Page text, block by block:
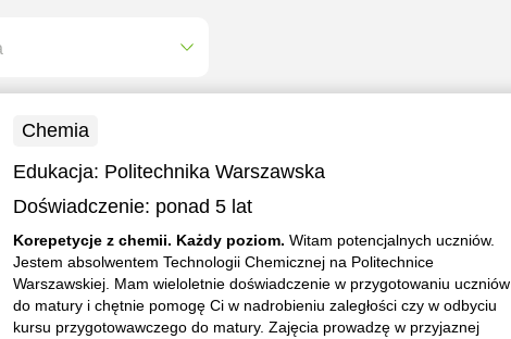
Chemia
Edukacja: Politechnika Warszawska
Doświadczenie: ponad 5 lat
Korepetycje z chemii. Każdy poziom. Witam potencjalnych uczniów.
Jestem absolwentem Technologii Chemicznej na Politechnice
Warszawskiej. Mam wieloletnie doświadczenie w przygotowaniu uczniów
do matury i chętnie pomogę Ci w nadrobieniu zaległości czy w odbyciu
kursu przygotowawczego do matury. Zajęcia prowadzę w przyjaznej